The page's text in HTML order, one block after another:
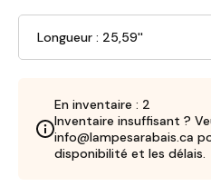
Longueur : 25,59''
En inventaire : 2
Inventaire insuffisant ?
info@lampesarabais.ca
disponibilité et les délais.